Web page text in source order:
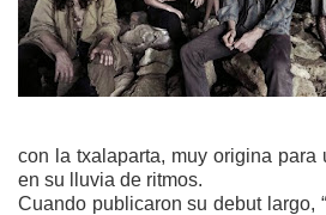
con la txalaparta, muy origina
en su lluvia de ritmos.
Cuando publicaron su debut largo,